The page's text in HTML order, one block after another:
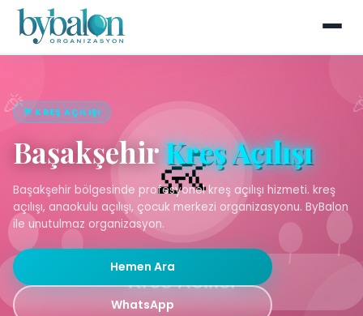
🎊 KREŞ AÇILIŞI
BaşakşehirKreş Açılışı
Başakşehir bölgesinde profesyonel kreş açılışı hizmeti. kreş
açılışı, anaokulu açılışı, çocuk merkezi organizasyonu. ByBalon
ile unutulmaz organizasyon.
Hemen Ara
WhatsApp